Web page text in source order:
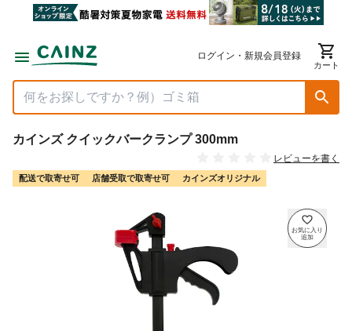
ログイン・新規会員登録
カート
カインズ クイックバークランプ 300mm
レビューを書く
配送で取寄せ可 店舗受取で取寄せ可 カインズオリジナル